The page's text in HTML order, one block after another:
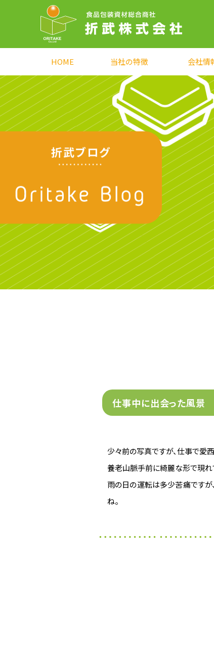
HOME 当社の特徴 会社情
折武ブログ
仕事中に出会った風景
少々前の写真ですが、仕事で愛
養老山脈手前に綺麗な形で現れ
雨の日の運転は多少苦痛ですが
ね。